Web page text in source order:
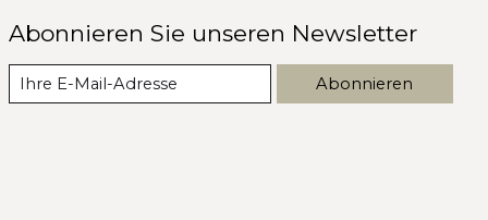
Abonnieren Sie unseren Newsletter
Abonnieren